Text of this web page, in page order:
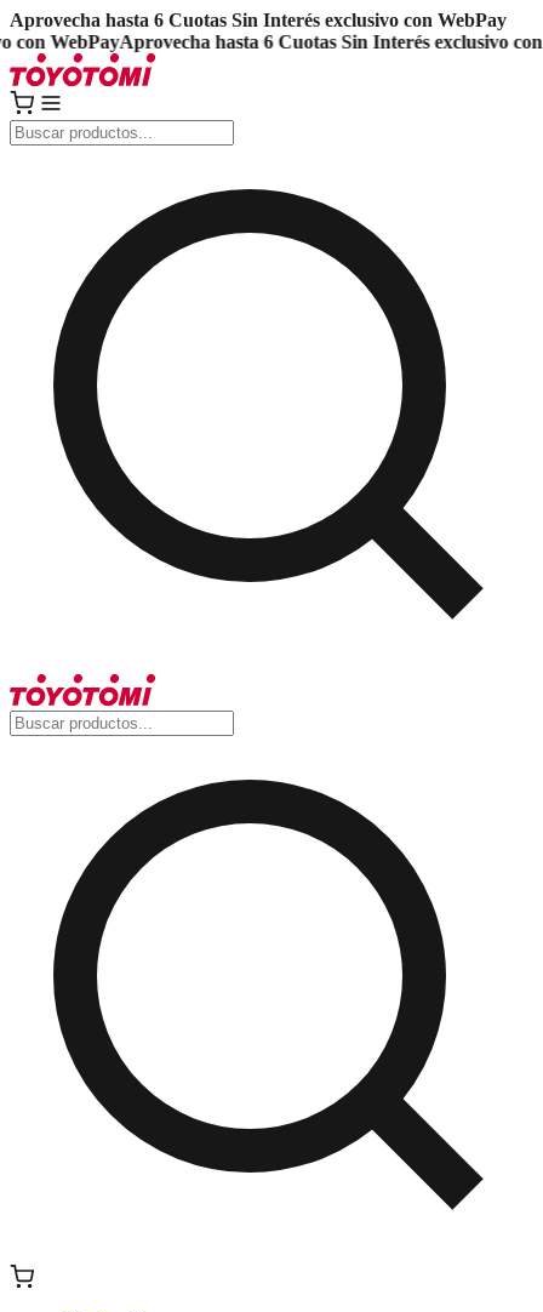
Aprovecha hasta 6 Cuotas Sin Interés exclusivo con WebPay
WebPayAprovecha hasta 6 Cuotas Sin Interés exclusivo con